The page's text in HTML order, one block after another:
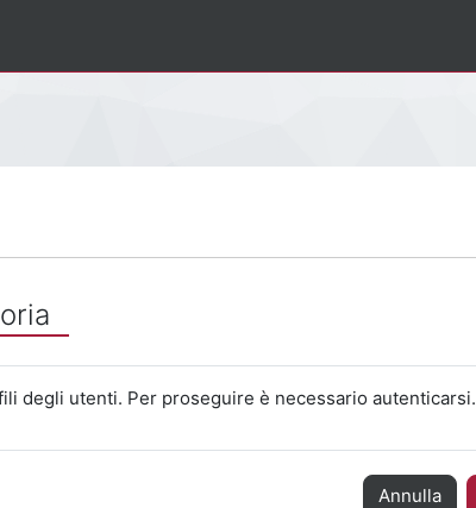
degli utenti. Per proseguire è necessario autenticarsi.
Annulla